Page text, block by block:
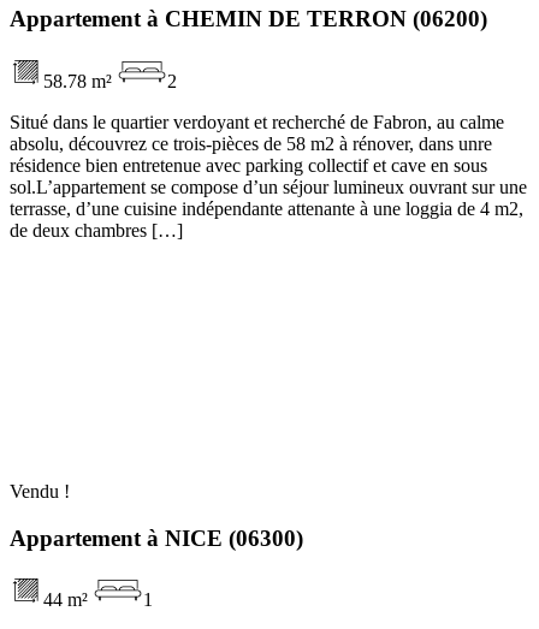
Appartement à CHEMIN DE TERRON (06200)
58.78 m²
2
Situé dans le quartier verdoyant et recherché de Fabron, au calme
absolu, découvrez ce trois-pièces de 58 m2 à rénover, dans unre
résidence bien entretenue avec parking collectif et cave en sous
sol.L’appartement se compose d’un séjour lumineux ouvrant sur une
terrasse, d’une cuisine indépendante attenante à une loggia de 4 m2,
de deux chambres […]
Vendu !
Appartement à NICE (06300)
44 m²
1